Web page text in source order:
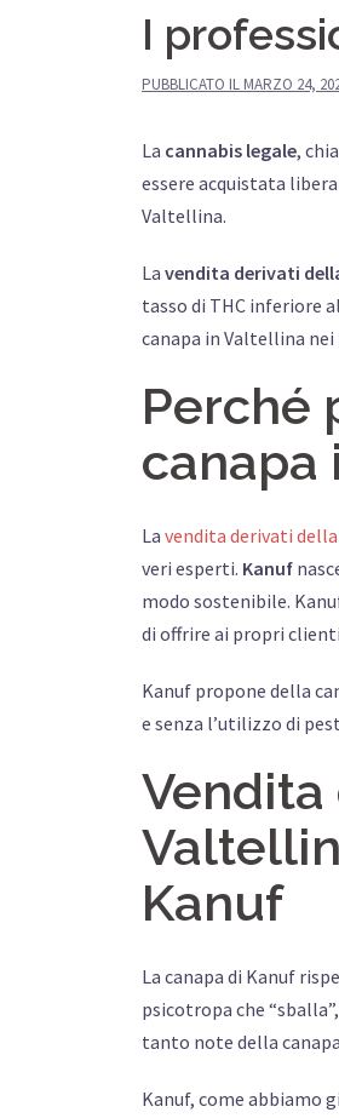
I
PUBBLICATO IL MARZO 24,
La cannabis legale,
essere acquistata
Valtellina.
La vendita derivati
tasso di THC inferiore
canapa in Valtellina
Perché
canapa
La vendita derivati
veri esperti. Kanuf
modo sostenibile.
di offrire ai propri
Kanuf propone della
e senza l’utilizzo di
Kanuf
La canapa di Kanuf
psicotropa che
tanto note della
Kanuf, come abbiamo